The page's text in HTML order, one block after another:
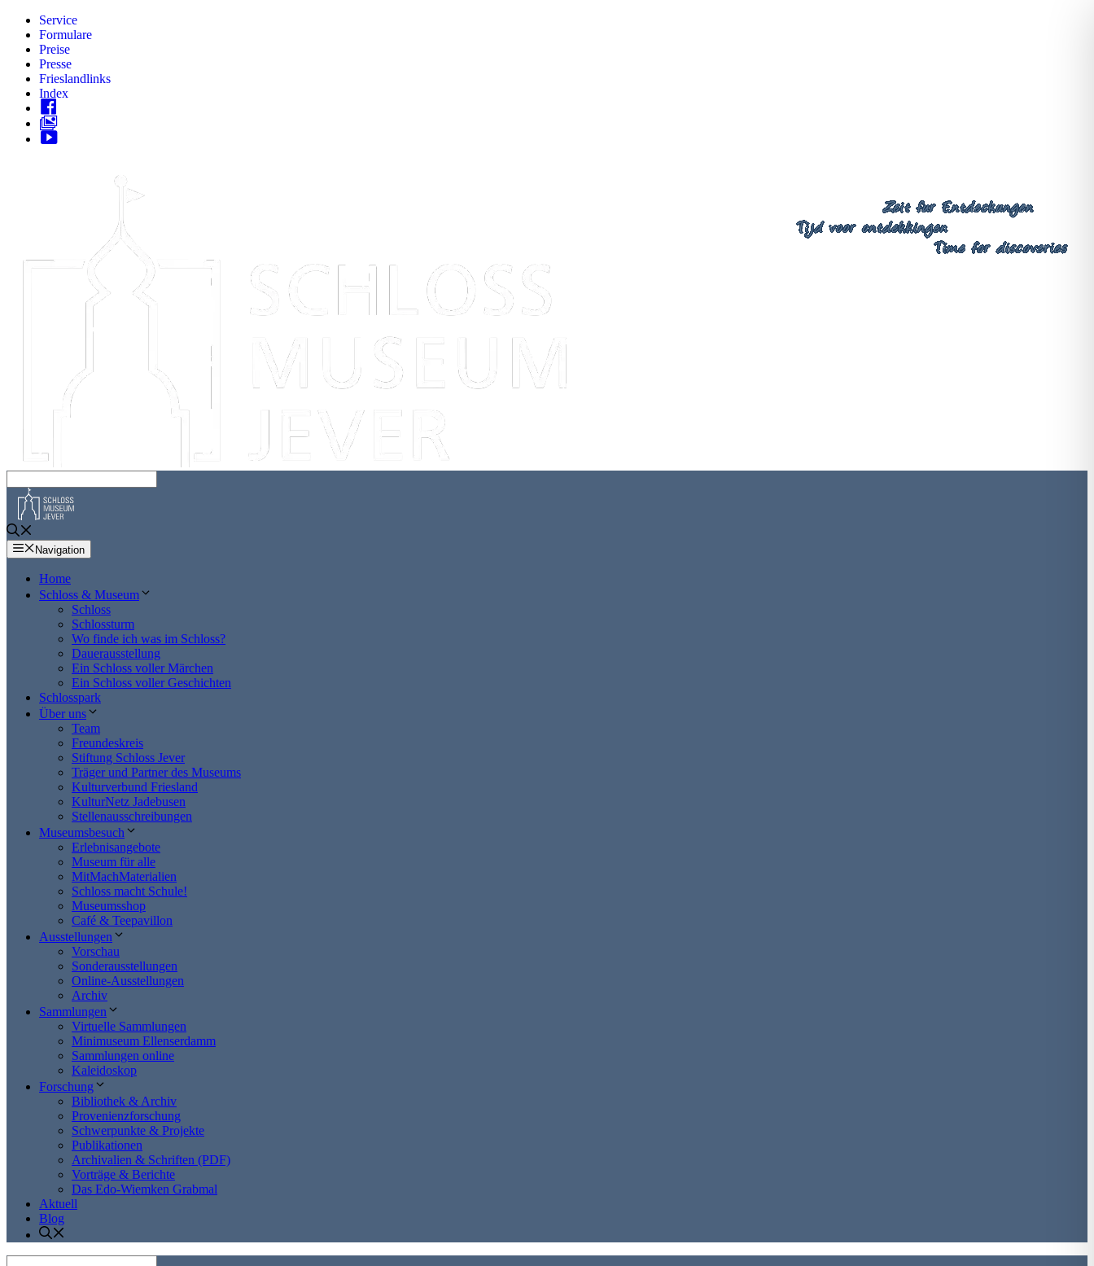
Zum
Inhalt
springen
Service
Formulare
Preise
Presse
Frieslandlinks
Index
Navigation
Home
Schloss & Museum
Schloss
Schlossturm
Wo finde ich was im Schloss?
Dauerausstellung
Ein Schloss voller Märchen
Ein Schloss voller Geschichten
Schlosspark
Über uns
Team
Freundeskreis
Stiftung Schloss Jever
Träger und Partner des Museums
Kulturverbund Friesland
KulturNetz Jadebusen
Stellenausschreibungen
Museumsbesuch
Erlebnisangebote
Museum für alle
MitMachMaterialien
Schloss macht Schule!
Museumsshop
Café & Teepavillon
Ausstellungen
Vorschau
Sonderausstellungen
Online-Ausstellungen
Archiv
Sammlungen
Virtuelle Sammlungen
Minimuseum Ellenserdamm
Sammlungen online
Kaleidoskop
Forschung
Bibliothek & Archiv
Provenienzforschung
Schwerpunkte & Projekte
Publikationen
Archivalien & Schriften (PDF)
Vorträge & Berichte
Das Edo-Wiemken Grabmal
Aktuell
Blog